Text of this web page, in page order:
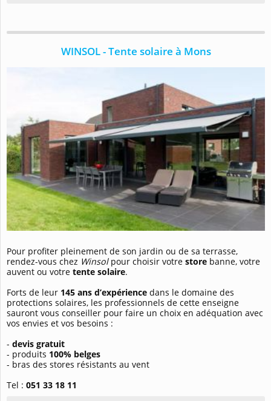
WINSOL - Tente solaire à Mons
Pour profiter pleinement de son jardin ou de sa terrasse,
rendez-vous chez Winsol pour choisir votre store banne, votre
auvent ou votre tente solaire.
Forts de leur 145 ans d’expérience dans le domaine des
protections solaires, les professionnels de cette enseigne
sauront vous conseiller pour faire un choix en adéquation avec
vos envies et vos besoins :
- devis gratuit
- produits 100% belges
- bras des stores résistants au vent
Tel : 051 33 18 11